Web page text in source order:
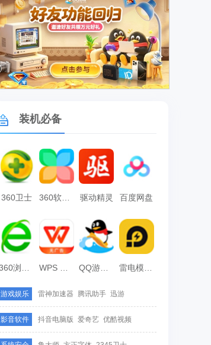
装机必备
360卫士 360软件管家 驱动精灵 百度网盘
雷电模拟器
游戏娱乐 雷神加速器 腾讯助手 迅游
影音软件 抖音电脑版 爱奇艺 优酷视频